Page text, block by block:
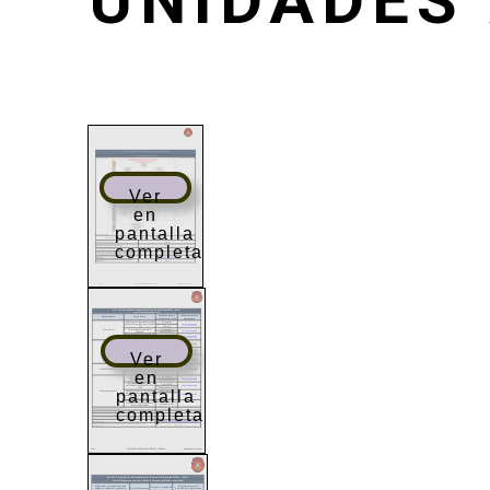
Ver
en
pantalla
completa
Ver
en
pantalla
completa